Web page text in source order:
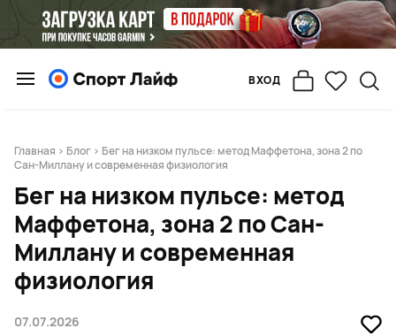
ВХОД
Главная > Блог > Бег на низком пульсе: метод Маффетона, зона 2 по
Сан-Миллану и современная физиология
Бег на низком пульсе: метод
Маффетона, зона 2 по Сан-
Миллану и современная
физиология
07.07.2026